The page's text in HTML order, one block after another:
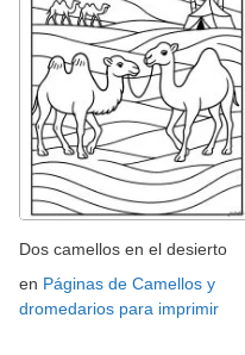
Dos camellos en el desierto
en Páginas de Camellos y
dromedarios para imprimir